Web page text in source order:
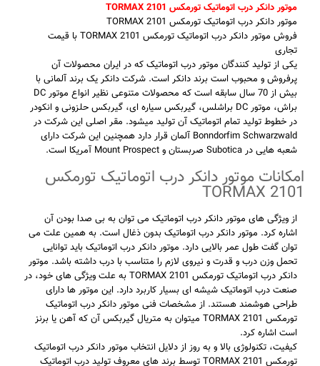
موتور دانکر درب اتوماتیک تورمکس TORMAX 2101
موتور دانکر درب اتوماتیک تورمکس TORMAX 2101
فروش موتور دانکر درب اتوماتیک تورمکس TORMAX 2101 با قیمت
تجاری
یکی از تولید کنندگان موتور درب اتوماتیک که در ایران محصولات آن
پرفروش و محبوب است برند دانکر است. شرکت دانکر یک برند آلمانی با
بیش از 70 سال سابقه است که محصولات متنوعی نظیر انواع موتور DC
براش، موتور DC براشلس، گیربکس سیاره ای، گیربکس حلزونی و انکودر
در خطوط تولید تمام اتوماتیک آن تولید میشود. مقر اصلی این شرکت در
Bonndorfim Schwarzwald آلمان قرار دارد همچنین این شرکت دارای
شعبه هایی در Subotica صربستان و Mount Prospect آمریکا است.
امکانات موتور دانکر درب اتوماتیک تورمکس
TORMAX 2101
از ویژگی های موتور دانکر درب اتوماتیک می توان به بی صدا بودن آن
اشاره کرد. موتور دانکر درب اتوماتیک بدون ذغال است. به همین علت می
توان گفت طول عمر بالایی دارد. موتور دانکر درب اتوماتیک باید توانایی
تحمل وزن درب و قدرت و نیروی لازم را متناسب با درب داشته باشد. موتور
دانکر درب اتوماتیک تورمکس TORMAX 2101 به علت ویژگی های خود، در
صنعت درب اتوماتیک شیشه ای بسیار کاربرد دارد. این موتور ها دارای
طراحی هوشمند هستند. از مشخصات فنی موتور دانکر درب اتوماتیک
تورمکس TORMAX 2101 میتوان به متریال گیربکس آن که آهن یا برنز
است اشاره کرد.
کیفیت، تکنولوژی بالا و به روز از دلایل انتخاب موتور دانکر درب اتوماتیک
تورمکس TORMAX 2101 توسط برند های معروف تولید درب اتوماتیک